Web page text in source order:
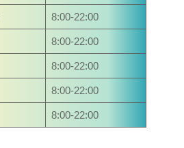
8:00-22:00
8:00-22:00
8:00-22:00
8:00-22:00
8:00-22:00